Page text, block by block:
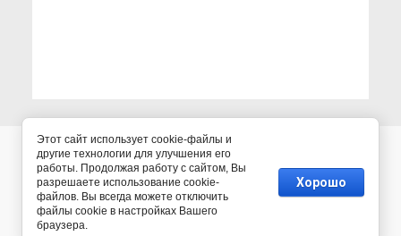
© 2022 - 2026 ООО "МК "КСМ"
Этот сайт использует cookie-файлы и
другие технологии для улучшения его
работы. Продолжая работу с сайтом, Вы
разрешаете использование cookie-
файлов. Вы всегда можете отключить
файлы cookie в настройках Вашего
браузера.
Хорошо